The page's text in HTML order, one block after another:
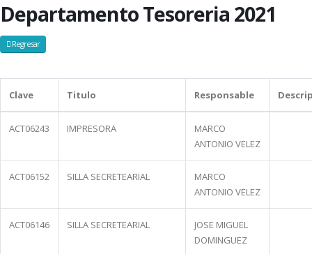
Departamento Tesoreria 2021
Regresar
Clave Titulo Responsable
ACT06243 IMPRESORA
MARCO
ANTONIO VELEZ
ACT06152 SILLA SECRETEARIAL
MARCO
ANTONIO VELEZ
ACT06146 SILLA SECRETEARIAL
JOSE MIGUEL
DOMINGUEZ